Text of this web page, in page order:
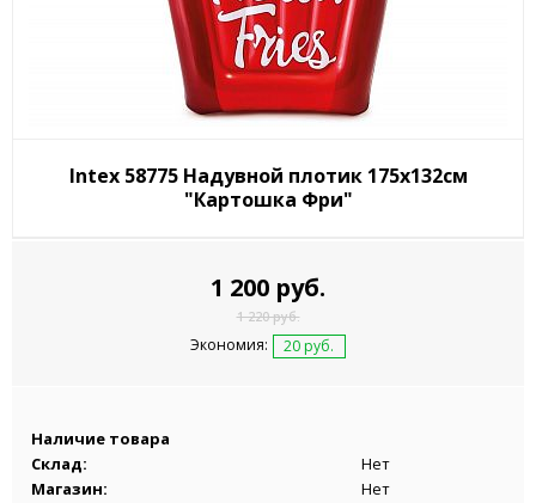
Intex 58775 Надувной плотик 175x132см
"Картошка Фри"
1 200 руб.
1 220 руб.
Экономия: 20 руб.
Наличие товара
Склад:
Нет
Магазин:
Нет